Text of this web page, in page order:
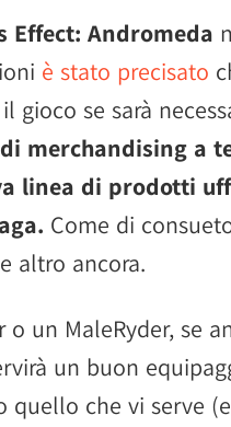
Effect: Andromeda
è stato precisato
gioco se sarà
merchandising a
linea di prodotti
Come di
altro ancora.
o un MaleRyder, se
un buon
quello che vi serve